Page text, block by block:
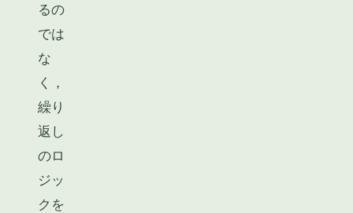
るの
では
な
く，
繰り
返し
のロ
ジッ
クを